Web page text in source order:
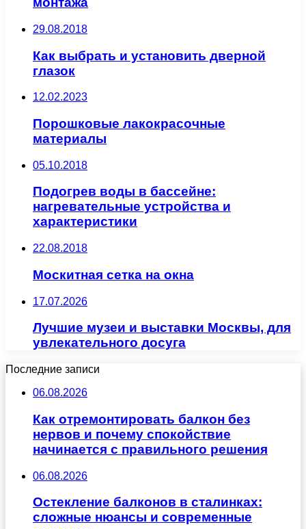
29.08.2018
Как выбрать и установить дверной
глазок
12.02.2023
Порошковые лакокрасочные
материалы
05.10.2018
Подогрев воды в бассейне:
нагревательные устройства и
характеристики
22.08.2018
Москитная сетка на окна
17.07.2026
Лучшие музеи и выставки Москвы, для
увлекательного досуга
Последние записи
06.08.2026
Как отремонтировать балкон без
нервов и почему спокойствие
начинается с правильного решения
06.08.2026
Остекление балконов в сталинках:
сложные нюансы и современные